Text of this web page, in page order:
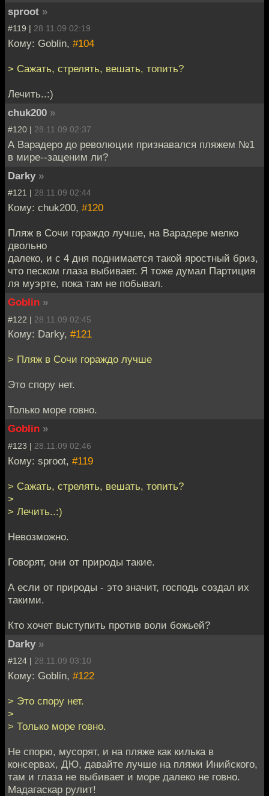
sproot »
#119 | 28.11.09 02:19
Кому: Goblin, #104
> Сажать, стрелять, вешать, топить?
Лечить..:)
chuk200 »
#120 | 28.11.09 02:37
А Варадеро до революции признавался пляжем №1
в мире--заценим ли?
Darky »
#121 | 28.11.09 02:44
Кому: chuk200, #120
Пляж в Сочи гораждо лучше, на Варадере мелко
двольно
далеко, и с 4 дня поднимается такой яростный бриз,
что песком глаза выбивает. Я тоже думал Партиция
ля муэрте, пока там не побывал.
Goblin »
#122 | 28.11.09 02:45
Кому: Darky, #121
> Пляж в Сочи гораждо лучше
Это спору нет.
Только море говно.
Goblin »
#123 | 28.11.09 02:46
Кому: sproot, #119
> Сажать, стрелять, вешать, топить?
>
> Лечить..:)
Невозможно.
Говорят, они от природы такие.
А если от природы - это значит, господь создал их
такими.
Кто хочет выступить против воли божьей?
Darky »
#124 | 28.11.09 03:10
Кому: Goblin, #122
> Это спору нет.
>
> Только море говно.
Не спорю, мусорят, и на пляже как килька в
консервах, ДЮ, давайте лучше на пляжи Инийского,
там и глаза не выбивает и море далеко не говно.
Мадагаскар рулит!